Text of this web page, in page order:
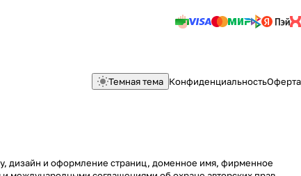
Темная тема КонфиденциальностьОферта
дизайн и оформление страниц, доменное имя, фирменное